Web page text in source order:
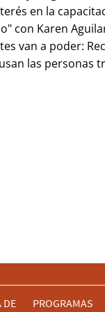
en la
con Karen
van a poder:
las personas
DE PROGRAMAS